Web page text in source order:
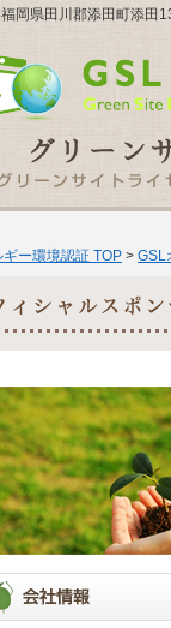
岡県田川郡添田町添田
ー環境認証 TOP > GSL